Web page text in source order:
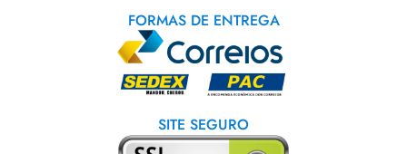
FORMAS DE ENTREGA
SITE SEGURO